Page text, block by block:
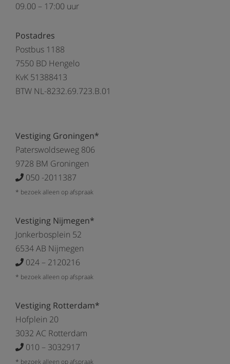
09.00 – 17:00 uur
Postadres
Postbus 1188
7550 BD Hengelo
KvK 51388413
BTW NL-8232.69.723.B.01
Vestiging Groningen*
Paterswoldseweg 806
9728 BM Groningen
050 -2011387
* bezoek alleen op afspraak
Vestiging Nijmegen*
Jonkerbosplein 52
6534 AB Nijmegen
024 – 2120216
* bezoek alleen op afspraak
Vestiging Rotterdam*
Hofplein 20
3032 AC Rotterdam
010 – 3032917
* bezoek alleen op afspraak